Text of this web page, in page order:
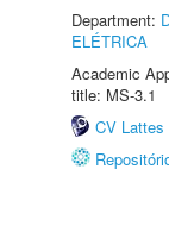
Department:
ELÉTRICA
Academic
title: MS-3.1
CV Lattes